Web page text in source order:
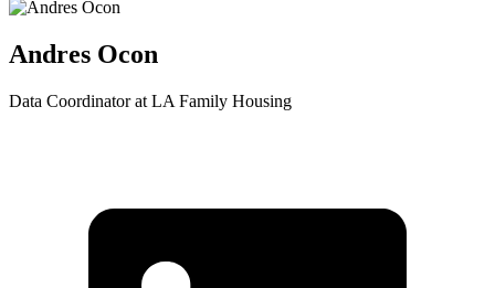
Andres Ocon
Data Coordinator at LA Family Housing